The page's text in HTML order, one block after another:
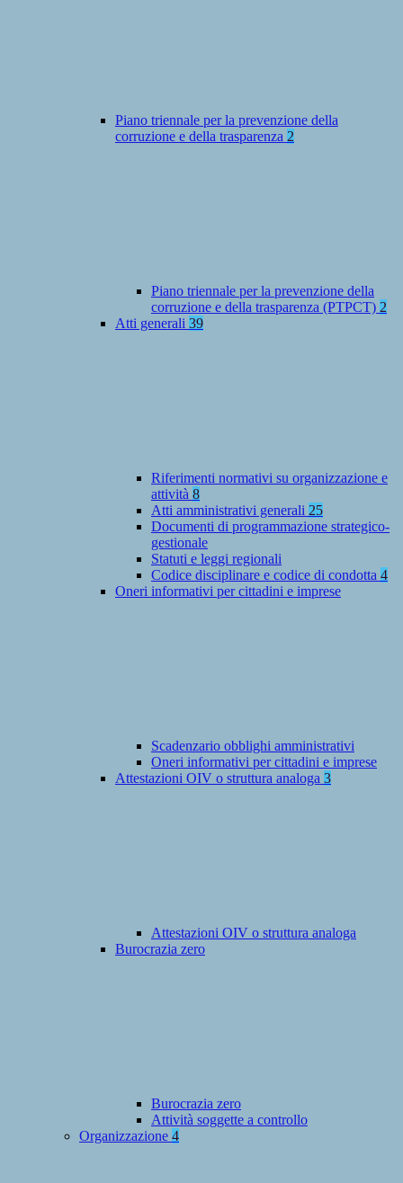
Piano triennale per la prevenzione della
corruzione e della trasparenza 2
Piano triennale per la prevenzione della
corruzione e della trasparenza (PTPCT) 2
Atti generali 39
Riferimenti normativi su organizzazione e
attività 8
Atti amministrativi generali 25
Documenti di programmazione strategico-
gestionale
Statuti e leggi regionali
Codice disciplinare e codice di condotta 4
Oneri informativi per cittadini e imprese
Scadenzario obblighi amministrativi
Oneri informativi per cittadini e imprese
Attestazioni OIV o struttura analoga 3
Attestazioni OIV o struttura analoga
Burocrazia zero
Burocrazia zero
Attività soggette a controllo
Organizzazione 4